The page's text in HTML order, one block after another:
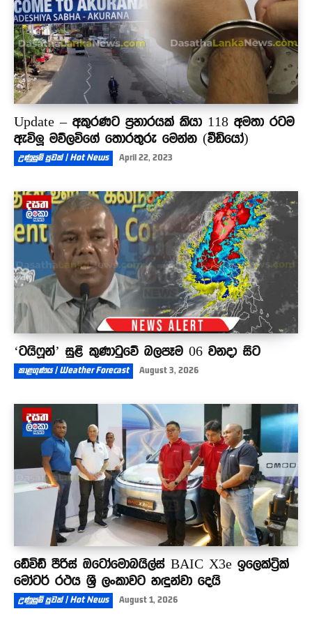
Update – අකුරණට ප්‍රහාරයක් කියා 118 අමතා රටම
ඇවිලූ මව්ලවිගේ තොරතුරු මෙන්න (වීඩියෝ)
උණුසුම් පුවත් | Hot News April 22, 2023
‘ටයිෆූන්’ සුළි කුණාටුවේ බලපෑම 06 වනදා සිට
කාළගුණය | Weather Forecast August 3, 2026
ඩේවිඩ් පීරිස් ඔටෝමොබයිල්ස් BAIC X3e ඉලෙක්ට්‍රික්
මෝටර් රථය ශ්‍රී ලංකාවට හඳුන්වා දෙයි
උණුසුම් පුවත් | Hot News August 1, 2026